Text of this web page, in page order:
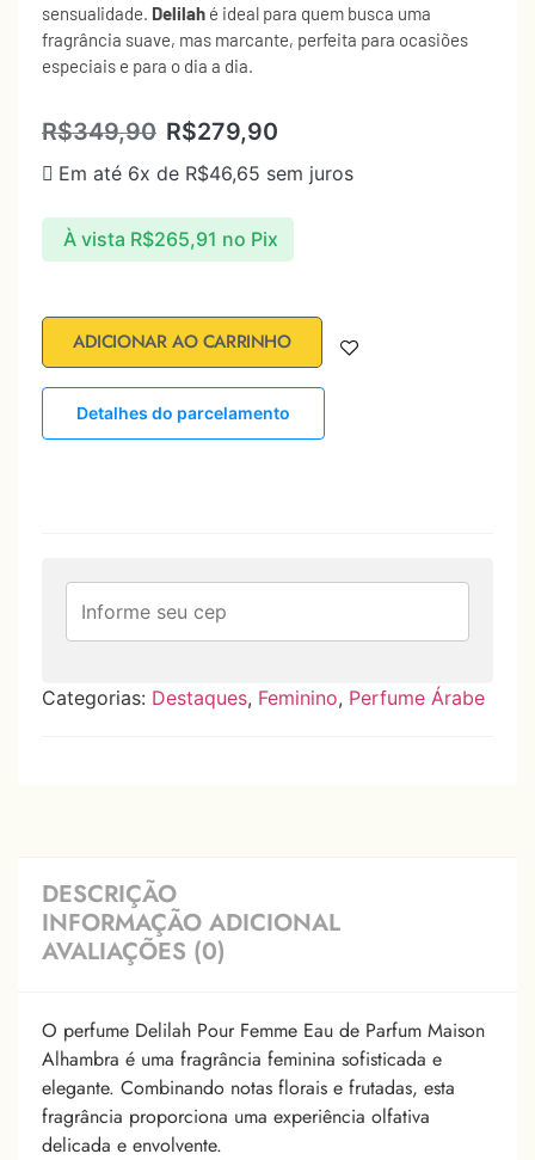
sensualidade. Delilah é ideal para quem busca uma
fragrância suave, mas marcante, perfeita para ocasiões
especiais e para o dia a dia.
R$349,90 R$279,90
Em até 6x de R$46,65 sem juros
À vista R$265,91 no Pix
ADICIONAR AO CARRINHO
Detalhes do parcelamento
Categorias: Destaques, Feminino, Perfume Árabe
DESCRIÇÃO
INFORMAÇÃO ADICIONAL
AVALIAÇÕES (0)
O perfume Delilah Pour Femme Eau de Parfum Maison
Alhambra é uma fragrância feminina sofisticada e
elegante. Combinando notas florais e frutadas, esta
fragrância proporciona uma experiência olfativa
delicada e envolvente.